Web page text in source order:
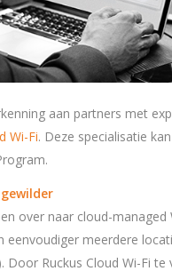
aan partners met
Wi-Fi. Deze specialisatie
over naar cloud-
eenvoudiger meerdere
Door Ruckus Cloud Wi-Fi